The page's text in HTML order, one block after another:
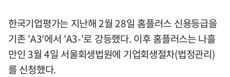
한국기업평가는 지난해 2월 28일 홈플러스 신용등급을
기존 'A3'에서 'A3-'로 강등했다. 이후 홈플러스는 나흘
만인 3월 4일 서울회생법원에 기업회생절차(법정관리)
를 신청했다.